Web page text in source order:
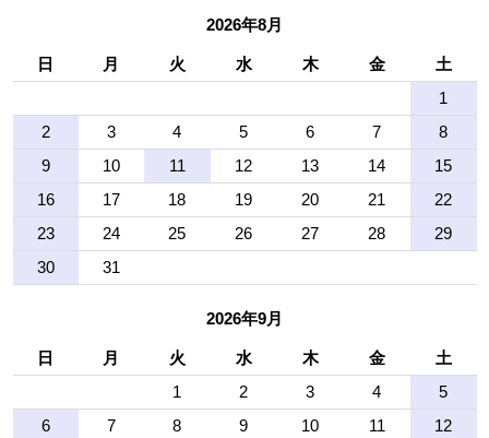
2026年8月
日 月 火 水 木 金
土
1
2
3 4 5 6 7
8
9
10 11 12 13 14
15
16
17 18 19 20 21
22
23
24 25 26 27 28
29
30
31
2026年9月
日 月 火 水 木 金
土
1
2 3 4
5
6
7 8 9 10 11
12